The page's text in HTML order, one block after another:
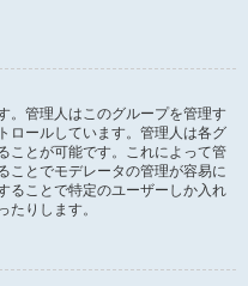
。管理人はこのグループを管理す
ロールしています。管理人は各グ
ことが可能です。これによって管
ことでモデレータの管理が容易に
ることで特定のユーザーしか入れ
たりします。